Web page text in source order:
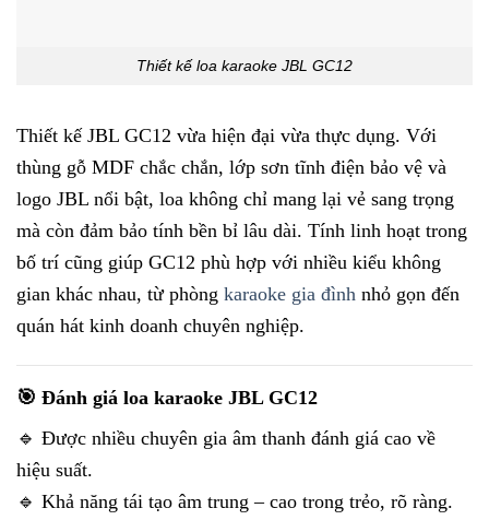
Thiết kế loa karaoke JBL GC12
Thiết kế JBL GC12 vừa hiện đại vừa thực dụng. Với
thùng gỗ MDF chắc chắn, lớp sơn tĩnh điện bảo vệ và
logo JBL nổi bật, loa không chỉ mang lại vẻ sang trọng
mà còn đảm bảo tính bền bỉ lâu dài. Tính linh hoạt trong
bố trí cũng giúp GC12 phù hợp với nhiều kiểu không
gian khác nhau, từ phòng karaoke gia đình nhỏ gọn đến
quán hát kinh doanh chuyên nghiệp.
🎯 Đánh giá loa karaoke JBL GC12
🔹 Được nhiều chuyên gia âm thanh đánh giá cao về
hiệu suất.
🔹 Khả năng tái tạo âm trung – cao trong trẻo, rõ ràng.